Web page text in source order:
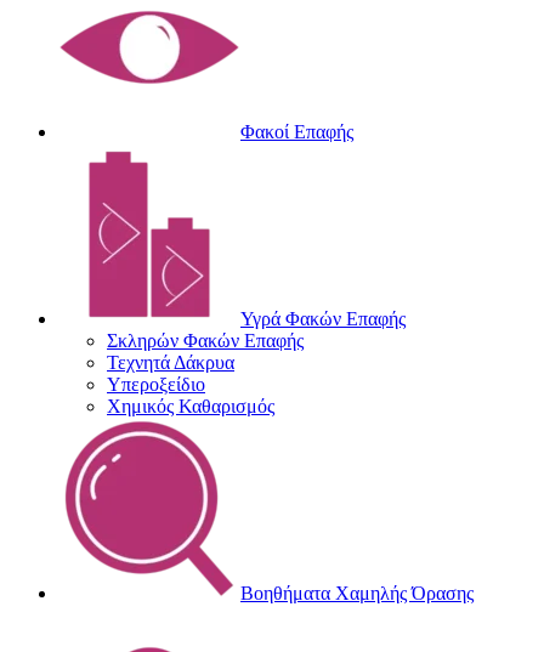
Φακοί Επαφής
Υγρά Φακών Επαφής
Σκληρών Φακών Επαφής
Τεχνητά Δάκρυα
Υπεροξείδιο
Χημικός Καθαρισμός
Βοηθήματα Χαμηλής Όρασης